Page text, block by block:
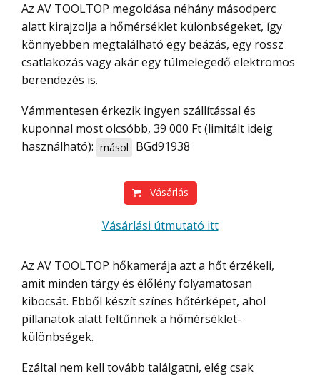
Az AV TOOLTOP megoldása néhány másodperc
alatt kirajzolja a hőmérséklet különbségeket, így
könnyebben megtalálható egy beázás, egy rossz
csatlakozás vagy akár egy túlmelegedő elektromos
berendezés is.
Vámmentesen érkezik ingyen szállítással és
kuponnal most olcsóbb, 39 000 Ft (limitált ideig
használható): másol BGd91938
Vásárlás
Vásárlási útmutató itt
Az AV TOOLTOP hőkamerája azt a hőt érzékeli,
amit minden tárgy és élőlény folyamatosan
kibocsát. Ebből készít színes hőtérképet, ahol
pillanatok alatt feltűnnek a hőmérséklet-
különbségek.
Ezáltal nem kell tovább találgatni, elég csak